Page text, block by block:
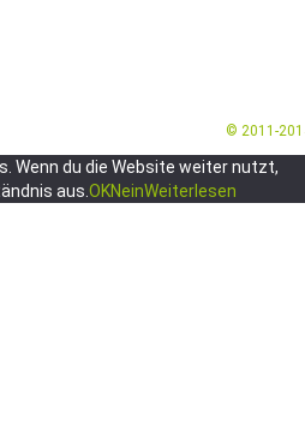
© 2011-
Wenn du die Website weiter nutzt,
aus. OKNeinWeiterlesen